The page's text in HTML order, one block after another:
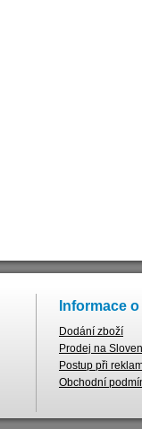
Informace
Dodání zboží
Prodej na
Postup při
Obchodní